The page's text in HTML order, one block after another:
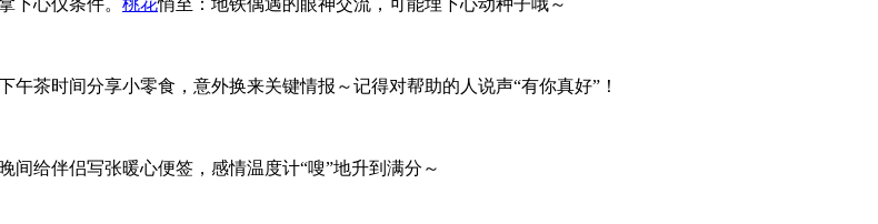
茶时间分享小零食，意外换来关键情报～记得对帮助的人说声“有你真好”！
给伴侣写张暖心便签，感情温度计“嗖”地升到满分～